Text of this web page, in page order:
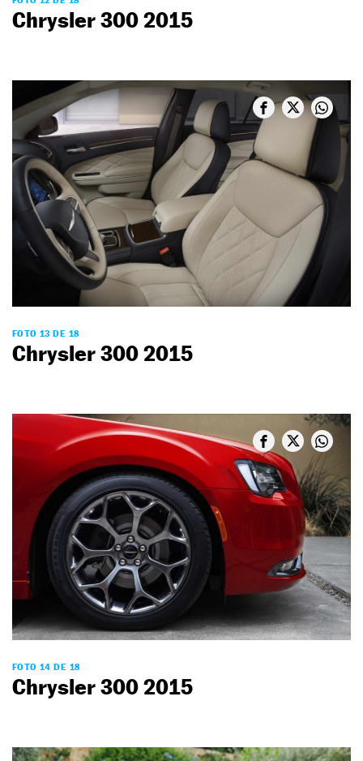
Chrysler 300 2015
FOTO 13 DE 18
Chrysler 300 2015
FOTO 14 DE 18
Chrysler 300 2015